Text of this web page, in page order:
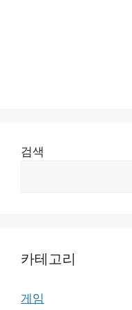
검색
카테고리
게임